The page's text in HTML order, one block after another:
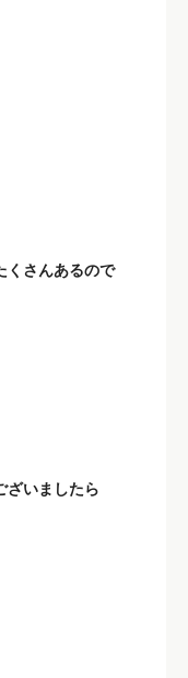
くさんあるので
ざいましたら